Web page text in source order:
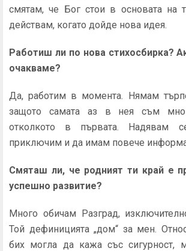
смятам, че Бог стои в основата на
действам, когато дойде нова идея.
Работиш ли по нова стихосбирка?
очакваме?
Да, работим в момента. Нямам
защото самата аз в нея съм
отколкото в първата. Надявам
приключим и да имам повече
Смяташ ли, че родният ти край е
успешно развитие?
Много обичам Разград,
Той дефиницията „дом“ за мен.
бих могла да кажа със сигурност,